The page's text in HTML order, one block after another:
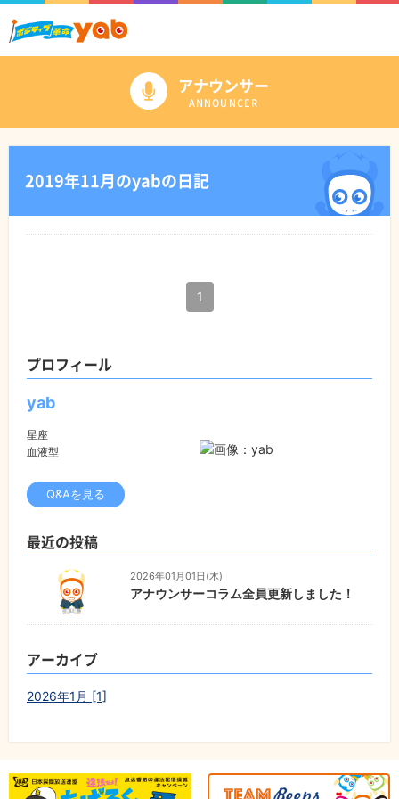
アナウンサー
ANNOUNCER
2019年11月のyabの日記
1
プロフィール
yab
星座
血液型
Q&Aを見る
最近の投稿
2026年01月01日(木)
アナウンサーコラム全員更新しました！
アーカイブ
2026年1月 [1]